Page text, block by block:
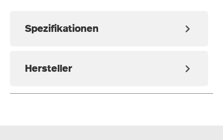
Spezifikationen
Hersteller